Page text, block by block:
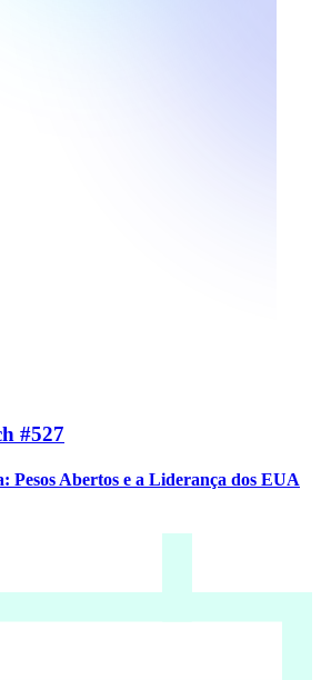
#527
Pesos Abertos e a Liderança dos EUA